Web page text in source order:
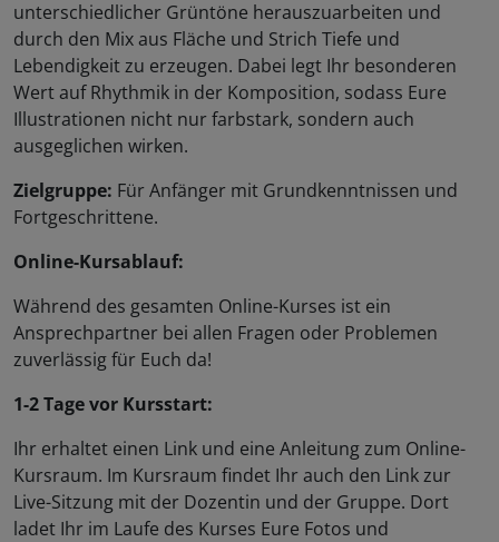
unterschiedlicher Grüntöne herauszuarbeiten und
durch den Mix aus Fläche und Strich Tiefe und
Lebendigkeit zu erzeugen. Dabei legt Ihr besonderen
Wert auf Rhythmik in der Komposition, sodass Eure
Illustrationen nicht nur farbstark, sondern auch
ausgeglichen wirken.
Zielgruppe: Für Anfänger mit Grundkenntnissen und
Fortgeschrittene.
Online-Kursablauf:
Während des gesamten Online-Kurses ist ein
Ansprechpartner bei allen Fragen oder Problemen
zuverlässig für Euch da!
1-2 Tage vor Kursstart:
Ihr erhaltet einen Link und eine Anleitung zum Online-
Kursraum. Im Kursraum findet Ihr auch den Link zur
Live-Sitzung mit der Dozentin und der Gruppe. Dort
ladet Ihr im Laufe des Kurses Eure Fotos und